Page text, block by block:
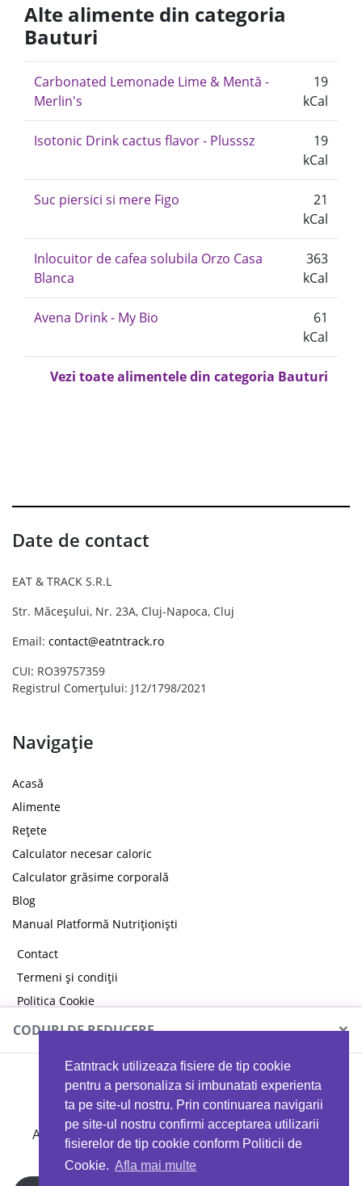
Eatntrack utilizeaza fisiere de tip cookie
pentru a personaliza si imbunatati experienta
ta pe site-ul nostru. Prin continuarea navigarii
pe site-ul nostru confirmi acceptarea utilizarii
fisierelor de tip cookie conform Politicii de
Cookie. Afla mai multe
Alte alimente din categoria
Bauturi
Carbonated Lemonade Lime & Mentă -
Merlin's
19
kCal
Isotonic Drink cactus flavor - Plusssz
19
kCal
Suc piersici si mere Figo
21
kCal
Inlocuitor de cafea solubila Orzo Casa
Blanca
363
kCal
Avena Drink - My Bio
61
kCal
Vezi toate alimentele din categoria Bauturi
Date de contact
EAT & TRACK S.R.L
Str. Măceșului, Nr. 23A, Cluj-Napoca, Cluj
Email: contact@eatntrack.ro
CUI: RO39757359
Registrul Comerțului: J12/1798/2021
Navigație
Acasă
Alimente
Rețete
Calculator necesar caloric
Calculator grăsime corporală
Blog
Manual Platformă Nutriționiști
Contact
Termeni și condiții
Politica Cookie
Politica de confidențialitate
CODURI DE REDUCERE ×
MYPROTEIN
Ai 40%reducere la orice comandă folosind codul
EATTRACK